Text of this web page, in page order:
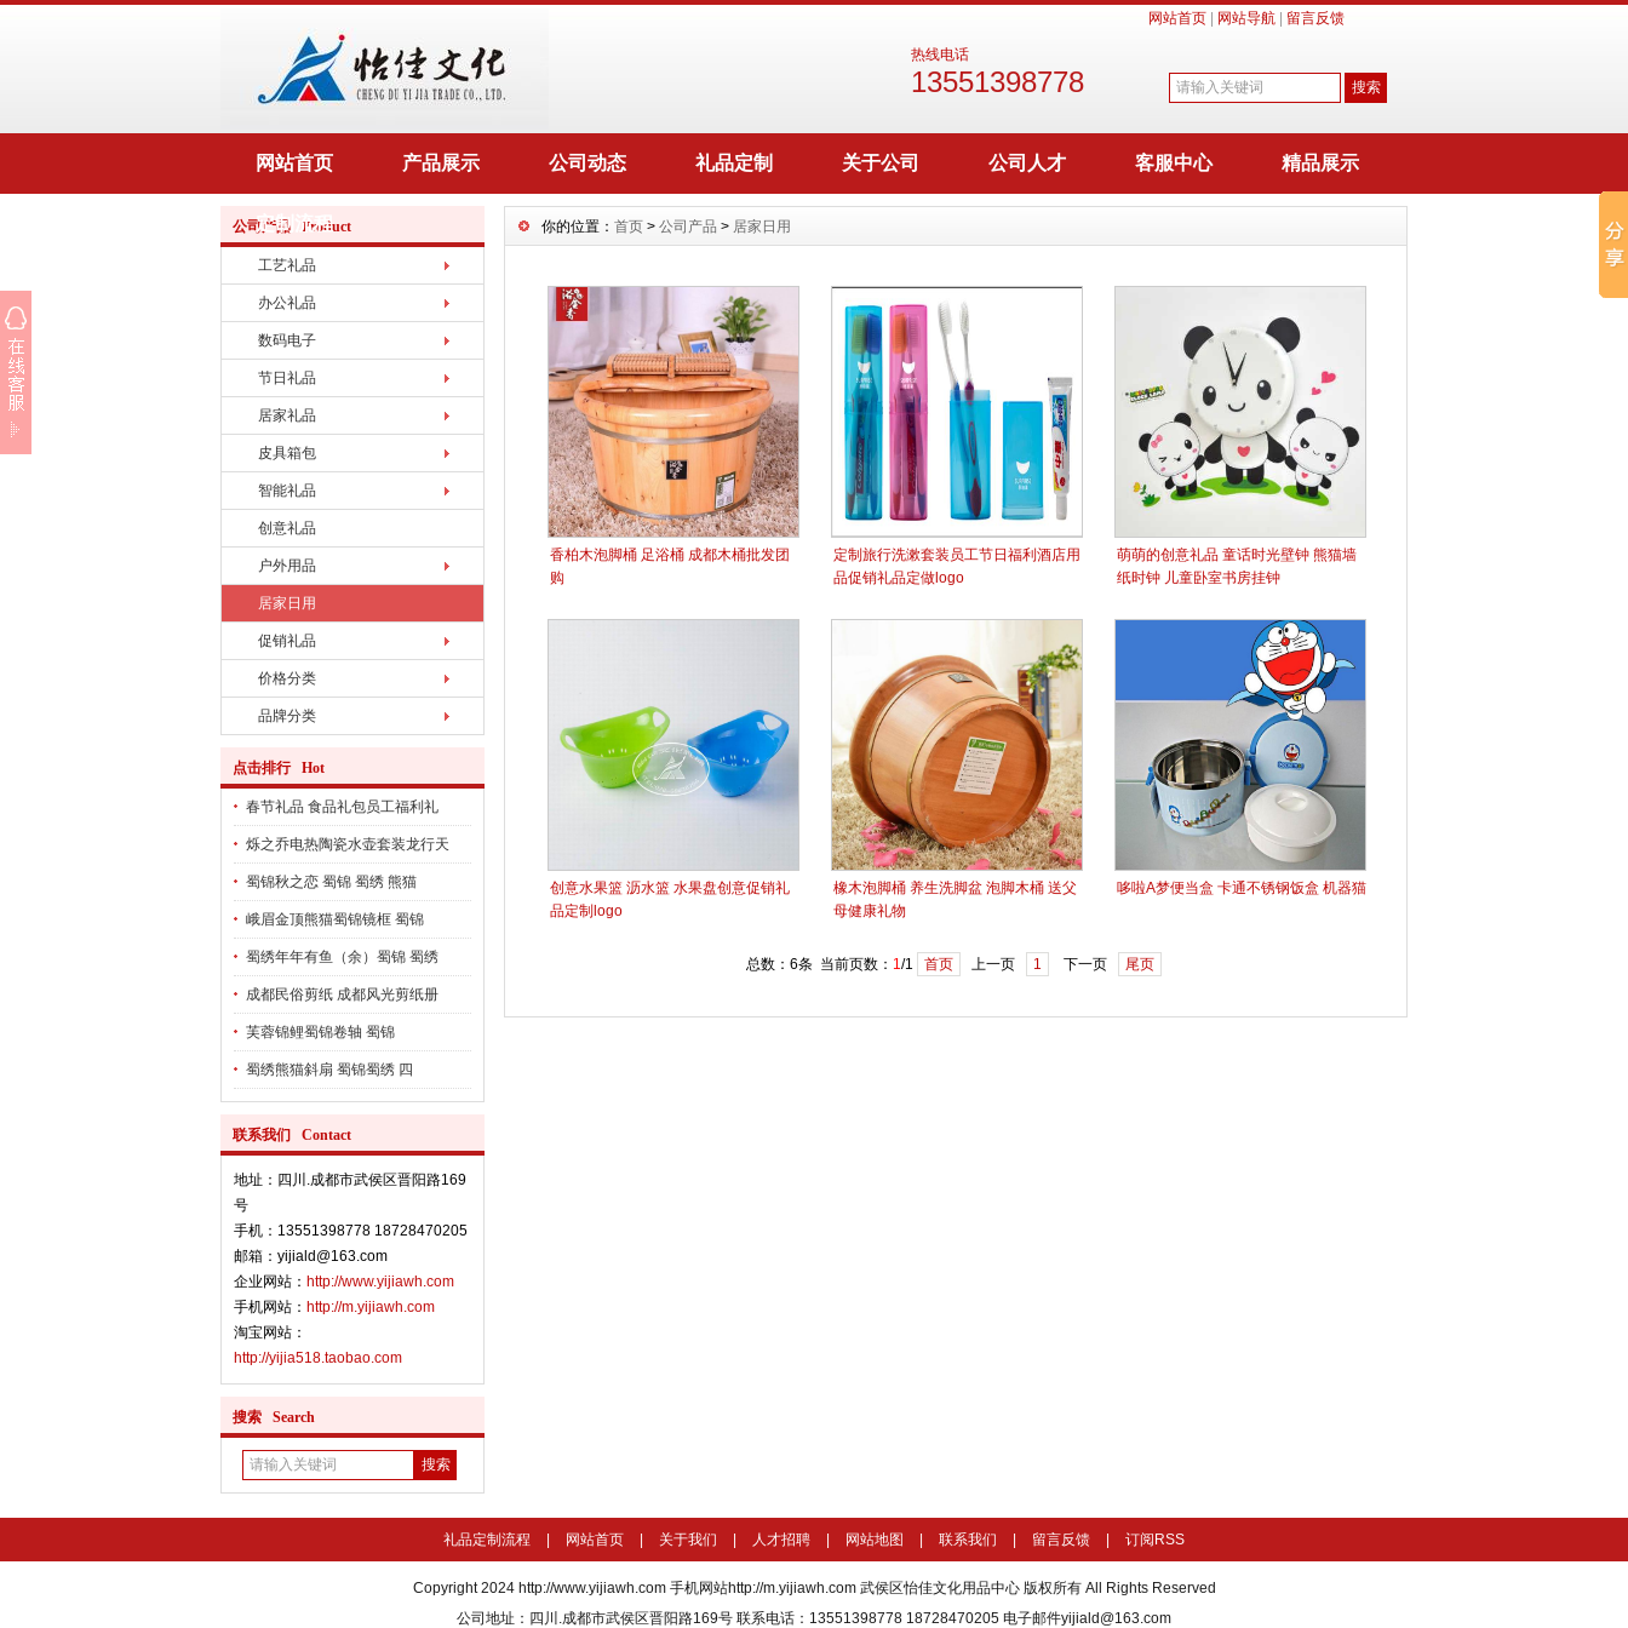
网站首页| 网站导航| 留言反馈
热线电话
13551398778
网站首页 产品展示 公司动态 礼品定制 关于公司 公司人才 客服中心 精品展示
定制流程
公司产品 Product
工艺礼品
办公礼品
数码电子
节日礼品
居家礼品
皮具箱包
智能礼品
创意礼品
户外用品
居家日用
促销礼品
价格分类
品牌分类
点击排行 Hot
春节礼品 食品礼包员工福利礼
烁之乔电热陶瓷水壶套装龙行天
蜀锦秋之恋 蜀锦 蜀绣 熊猫
峨眉金顶熊猫蜀锦镜框 蜀锦
蜀绣年年有鱼（余）蜀锦 蜀绣
成都民俗剪纸 成都风光剪纸册
芙蓉锦鲤蜀锦卷轴 蜀锦
蜀绣熊猫斜扇 蜀锦蜀绣 四
联系我们 Contact
地址：四川.成都市武侯区晋阳路169
号
手机：13551398778 18728470205
邮箱：yijiald@163.com
企业网站： http://www.yijiawh.com
手机网站： http://m.yijiawh.com
淘宝网站：
http://yijia518.taobao.com
搜索 Search
你的位置： 首页 > 公司产品 > 居家日用
香柏木泡脚桶 足浴桶 成都木桶批发团
购
定制旅行洗漱套装员工节日福利酒店用
品促销礼品定做logo
萌萌的创意礼品 童话时光壁钟 熊猫墙
纸时钟 儿童卧室书房挂钟
创意水果篮 沥水篮 水果盘创意促销礼
品定制logo
橡木泡脚桶 养生洗脚盆 泡脚木桶 送父
母健康礼物
哆啦A梦便当盒 卡通不锈钢饭盒 机器猫
总数：6条 当前页数： 1/1 首页 上一页 1 下一页 尾页
礼品定制流程 网站首页 关于我们 人才招聘 网站地图 联系我们 留言反馈 订阅RSS
Copyright 2024 http://www.yijiawh.com 手机网站http://m.yijiawh.com武侯区怡佳文化用品中心 版权所有 All Rights Reserved
公司地址：四川.成都市武侯区晋阳路169号 联系电话：13551398778 18728470205 电子邮件yijiald@163.com